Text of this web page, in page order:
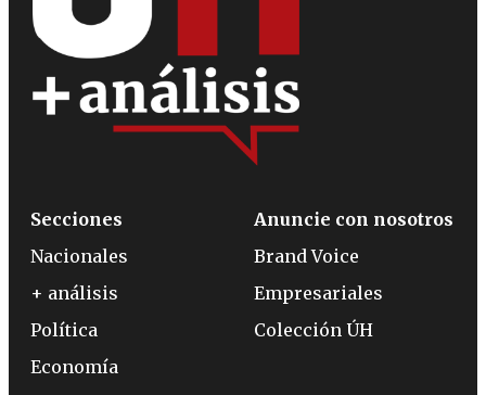
Secciones
Nacionales
+ análisis
Política
Economía
Anuncie con nosotros
Brand Voice
Empresariales
Colección ÚH